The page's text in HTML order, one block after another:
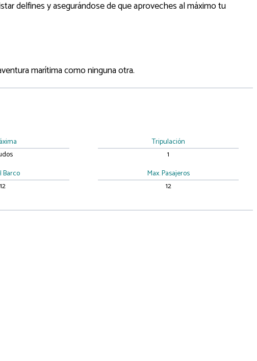
delfines y asegurándose de que aproveches al máximo tu
marítima como ninguna otra.
Barco
Tripulación
1
Max. Pasajeros
12